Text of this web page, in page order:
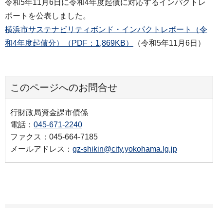
令和5年11月6日に令和4年度起債に対応するインパクトレ
ポートを公表しました。
横浜市サステナビリティボンド・インパクトレポート（令
和4年度起債分）（PDF：1,869KB）
（令和5年11月6日）
このページへのお問合せ
行財政局資金課市債係
電話： 045-671-2240
ファクス：045-664-7185
メールアドレス： gz-shikin@city.yokohama.lg.jp